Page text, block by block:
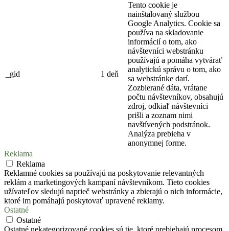
_gid 1 deň
Tento cookie je
nainštalovaný službou
Google Analytics. Cookie sa
používa na skladovanie
informácií o tom, ako
návštevníci webstránku
používajú a pomáha vytvárať
analytickú správu o tom, ako
sa webstránke darí.
Zozbierané dáta, vrátane
počtu návštevníkov, obsahujú
zdroj, odkiaľ návštevníci
prišli a zoznam nimi
navštívených podstránok.
Analýza prebieha v
anonymnej forme.
Reklama
Reklama
Reklamné cookies sa používajú na poskytovanie relevantných
reklám a marketingových kampaní návštevníkom. Tieto cookies
užívateľov sledujú naprieč webstránky a zbierajú o nich informácie,
ktoré im pomáhajú poskytovať upravené reklamy.
Ostatné
Ostatné